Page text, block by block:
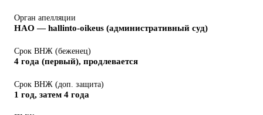
Орган апелляции
HAO — hallinto-oikeus (административный суд)
Срок ВНЖ (беженец)
4 года (первый), продлевается
Срок ВНЖ (доп. защита)
1 год, затем 4 года